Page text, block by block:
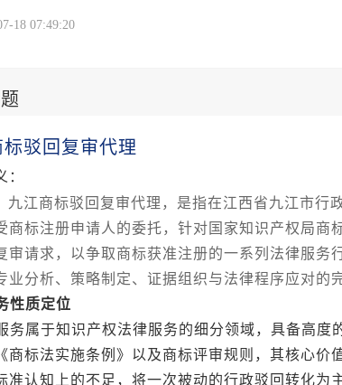
18 07:49:20
标驳回复审代理
：
商标驳回复审代理，是指在江西省九江市行
商标注册申请人的委托，针对国家知识产权局商
审请求，以争取商标获准注册的一系列法律服务
业分析、策略制定、证据组织与法律程序应对的
性质定位
于知识产权法律服务的细分领域，具备高度
商标法实施条例》以及商标评审规则，其核心价
准认知上的不足，将一次被动的行政驳回转化为